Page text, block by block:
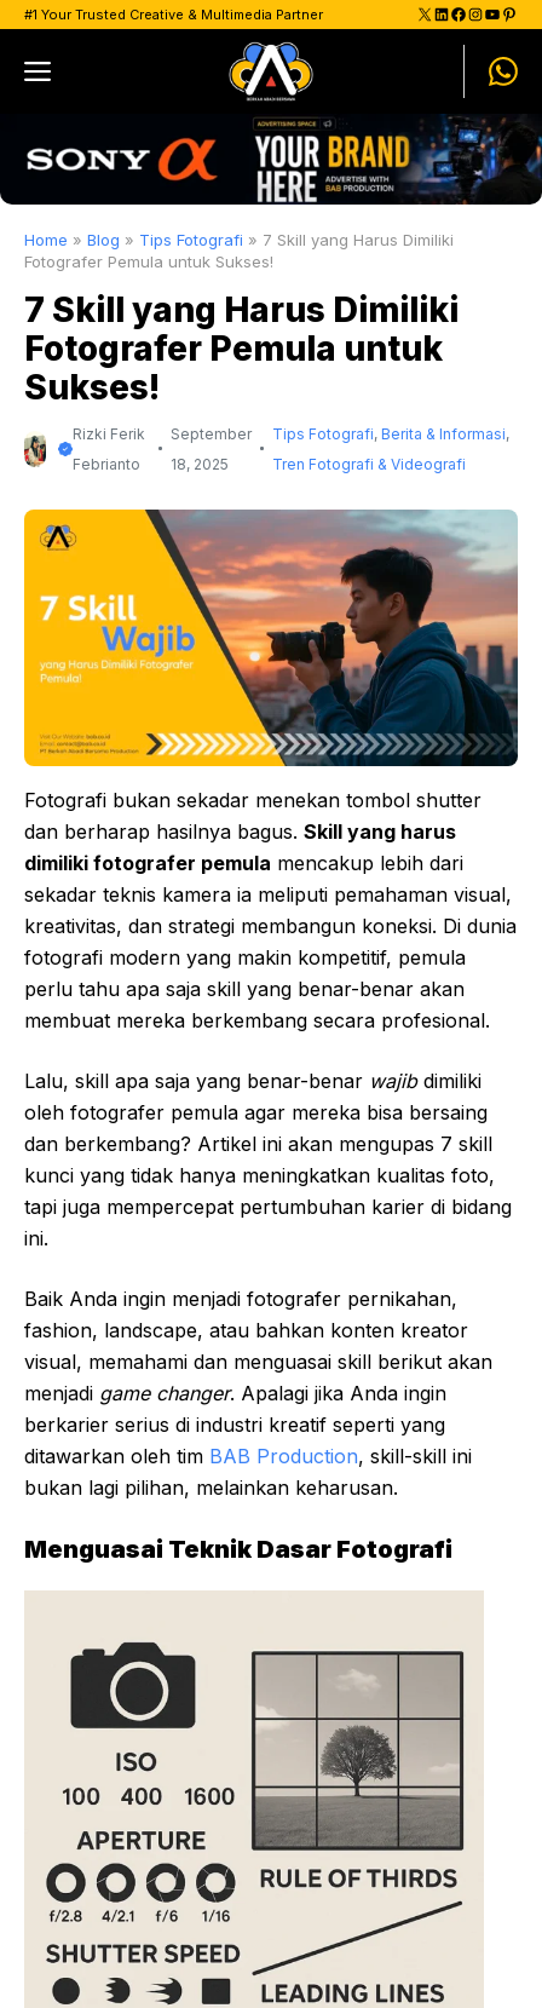
Skip
content
#1 Your Trusted Creative & Multimedia Partner X LinkedIn
Facebook
Instagram
Menu
Home » Blog » Tips Fotografi » 7 Skill yang Harus Dimiliki
Fotografer Pemula untuk Sukses!
7 Skill yang Harus Dimiliki
Fotografer Pemula untuk
Sukses!
Rizki Ferik
Febrianto
September
18, 2025
Tips Fotografi, Berita & Informasi,
Tren Fotografi & Videografi
Fotografi bukan sekadar menekan tombol shutter
dan berharap hasilnya bagus. Skill yang harus
dimiliki fotografer pemula mencakup lebih dari
sekadar teknis kamera ia meliputi pemahaman visual,
kreativitas, dan strategi membangun koneksi. Di dunia
fotografi modern yang makin kompetitif, pemula
perlu tahu apa saja skill yang benar-benar akan
membuat mereka berkembang secara profesional.
Lalu, skill apa saja yang benar-benar wajibdimiliki
oleh fotografer pemula agar mereka bisa bersaing
dan berkembang? Artikel ini akan mengupas 7 skill
kunci yang tidak hanya meningkatkan kualitas foto,
tapi juga mempercepat pertumbuhan karier di bidang
ini.
Baik Anda ingin menjadi fotografer pernikahan,
fashion, landscape, atau bahkan konten kreator
visual, memahami dan menguasai skill berikut akan
menjadi game changer. Apalagi jika Anda ingin
berkarier serius di industri kreatif seperti yang
ditawarkan oleh tim BAB Production, skill-skill ini
bukan lagi pilihan, melainkan keharusan.
Menguasai Teknik Dasar Fotografi